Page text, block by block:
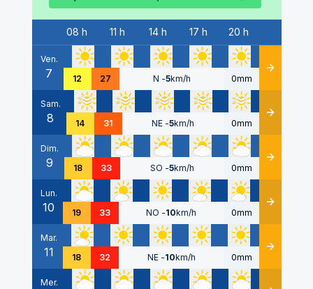
Date
08 h 11 h 14 h 17 h 20 h
Ven.
7 12 27 N -5km/h 0mm Détails
Sam.
8 14 31 NE -5km/h 0mm Détails
Dim.
9 18 33 SO -5km/h 0mm Détails
Lun.
10 19 33 NO -10km/h 0mm Détails
Mar.
11 18 32 NE -10km/h 0mm Détails
Mer.